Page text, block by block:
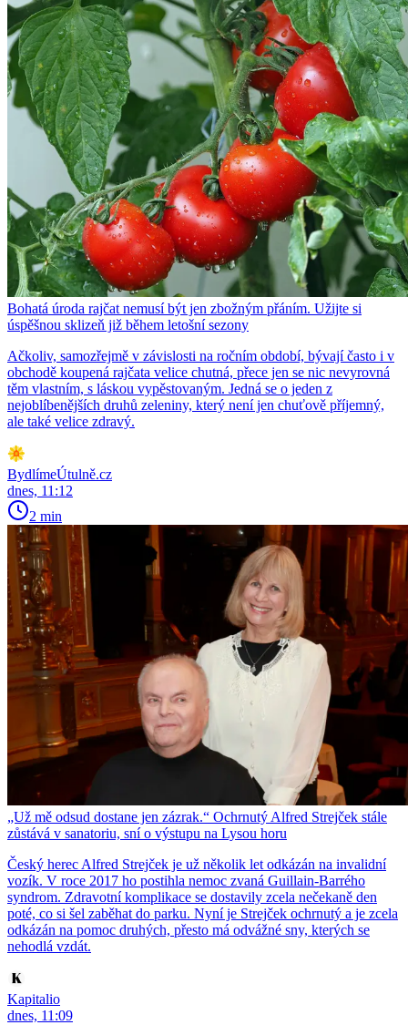
Bohatá úroda rajčat nemusí být jen zbožným přáním. Užijte si
úspěšnou sklizeň již během letošní sezony
Ačkoliv, samozřejmě v závislosti na ročním období, bývají často i v
obchodě koupená rajčata velice chutná, přece jen se nic nevyrovná
těm vlastním, s láskou vypěstovaným. Jedná se o jeden z
nejoblíbenějších druhů zeleniny, který není jen chuťově příjemný,
ale také velice zdravý.
BydlímeÚtulně.cz
dnes, 11:12
2 min
„Už mě odsud dostane jen zázrak.“ Ochrnutý Alfred Strejček stále
zůstává v sanatoriu, sní o výstupu na Lysou horu
Český herec Alfred Strejček je už několik let odkázán na invalidní
vozík. V roce 2017 ho postihla nemoc zvaná Guillain-Barrého
syndrom. Zdravotní komplikace se dostavily zcela nečekaně den
poté, co si šel zaběhat do parku. Nyní je Strejček ochrnutý a je zcela
odkázán na pomoc druhých, přesto má odvážné sny, kterých se
nehodlá vzdát.
Kapitalio
dnes, 11:09